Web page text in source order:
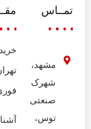
تمــاس
مشهد،
شهرک
صنعتی
توس،